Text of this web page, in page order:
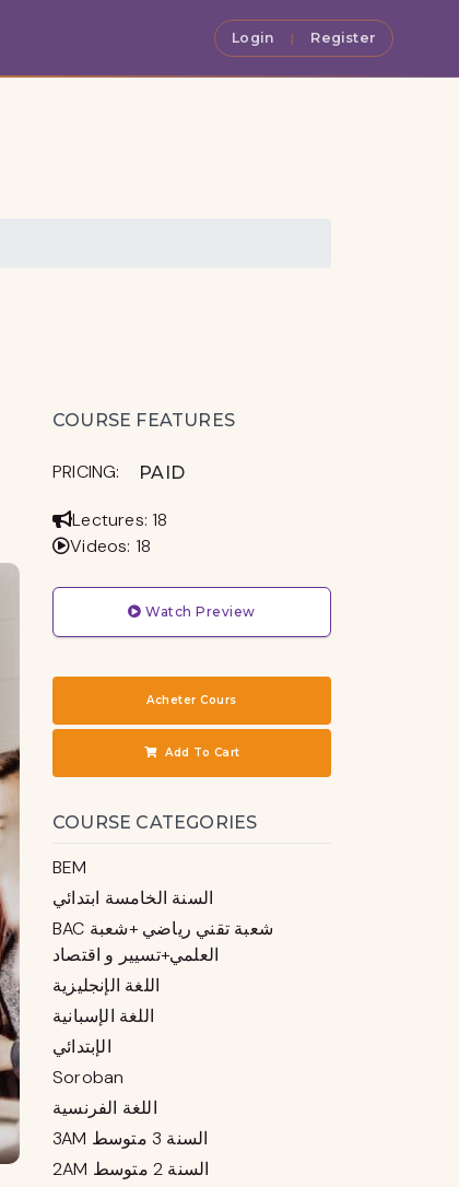
Login | Register
COURSE FEATURES
PRICING: PAID
Lectures: 18
Videos: 18
Watch Preview
Acheter Cours
Add To Cart
COURSE CATEGORIES
BEM
السنة الخامسة ابتدائي
BAC شعبة تقني رياضي +شعبة
العلمي+تسيير و اقتصاد
اللغة الإنجليزية
اللغة الإسبانية
الإبتدائي
Soroban
اللغة الفرنسية
3AM السنة 3 متوسط
2AM السنة 2 متوسط